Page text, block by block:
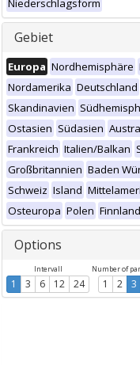
Niederschlagsform
Gebiet
Europa Nordhemisphäre
Nordamerika Deutschland
Skandinavien
Ostasien Südasien
Frankreich Italien/Balkan
Großbritannien Baden
Schweiz Island
Osteuropa Polen Finnland
Options
Intervall
1 3 6 12 24
Number of
1 2 3